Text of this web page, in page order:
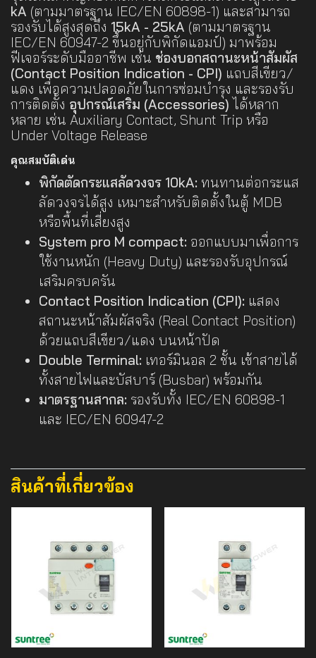
kA (ตามมาตรฐาน IEC/EN 60898-1) และสามารถ
รองรับได้สูงสุดถึง 15kA - 25kA (ตามมาตรฐาน
IEC/EN 60947-2 ขึ้นอยู่กับพิกัดแอมป์) มาพร้อม
ฟีเจอร์ระดับมืออาชีพ เช่น ช่องบอกสถานะหน้าสัมผัส
(Contact Position Indication - CPI) แถบสีเขียว/
แดง เพื่อความปลอดภัยในการซ่อมบำรุง และรองรับ
การติดตั้ง อุปกรณ์เสริม (Accessories) ได้หลาก
หลาย เช่น Auxiliary Contact, Shunt Trip หรือ
Under Voltage Release
คุณสมบัติเด่น
พิกัดตัดกระแสลัดวงจร 10kA: ทนทานต่อกระแส
ลัดวงจรได้สูง เหมาะสำหรับติดตั้งในตู้ MDB
หรือพื้นที่เสี่ยงสูง
System pro M compact: ออกแบบมาเพื่อการ
ใช้งานหนัก (Heavy Duty) และรองรับอุปกรณ์
เสริมครบครัน
Contact Position Indication (CPI): แสดง
สถานะหน้าสัมผัสจริง (Real Contact Position)
ด้วยแถบสีเขียว/แดง บนหน้าปัด
Double Terminal: เทอร์มินอล 2 ชั้น เข้าสายได้
ทั้งสายไฟและบัสบาร์ (Busbar) พร้อมกัน
มาตรฐานสากล: รองรับทั้ง IEC/EN 60898-1
และ IEC/EN 60947-2
สินค้าที่เกี่ยวข้อง